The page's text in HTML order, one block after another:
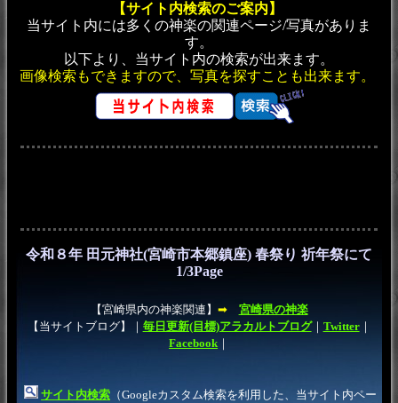
【サイト内検索のご案内】
当サイト内には多くの神楽の関連ページ/写真がありま
す。
以下より、当サイト内の検索が出来ます。
画像検索もできますので、写真を探すことも出来ます。
令和８年 田元神社(宮崎市本郷鎮座) 春祭り 祈年祭にて
1/3Page
【宮崎県内の神楽関連】 ➡
宮崎県の神楽
【当サイトブログ】｜ 毎日更新(目標)アラカルトブログ｜ Twitter｜
Facebook｜
サイト内検索 （Googleカスタム検索を利用した、当サイト内ペー